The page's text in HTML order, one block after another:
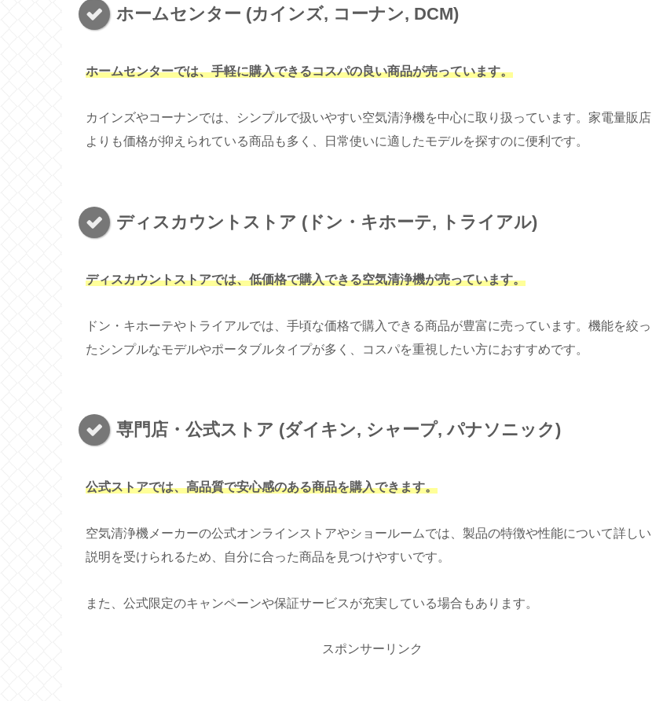
ホームセンター (カインズ, コーナン, DCM)
ホームセンターでは、手軽に購入できるコスパの良い商品が売っています。
カインズやコーナンでは、シンプルで扱いやすい空気清浄機を中心に取り扱っています。家電量販店
よりも価格が抑えられている商品も多く、日常使いに適したモデルを探すのに便利です。
ディスカウントストア (ドン・キホーテ, トライアル)
ディスカウントストアでは、低価格で購入できる空気清浄機が売っています。
ドン・キホーテやトライアルでは、手頃な価格で購入できる商品が豊富に売っています。機能を絞っ
たシンプルなモデルやポータブルタイプが多く、コスパを重視したい方におすすめです。
専門店・公式ストア (ダイキン, シャープ, パナソニック)
公式ストアでは、高品質で安心感のある商品を購入できます。
空気清浄機メーカーの公式オンラインストアやショールームでは、製品の特徴や性能について詳しい
説明を受けられるため、自分に合った商品を見つけやすいです。
また、公式限定のキャンペーンや保証サービスが充実している場合もあります。
スポンサーリンク